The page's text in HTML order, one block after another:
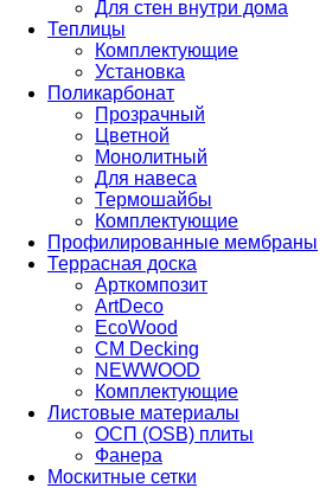
Для стен внутри дома
Теплицы
Комплектующие
Установка
Поликарбонат
Прозрачный
Цветной
Монолитный
Для навеса
Термошайбы
Комплектующие
Профилированные мембраны
Террасная доска
Арткомпозит
ArtDeco
EcoWood
CM Decking
NEWWOOD
Комплектующие
Листовые материалы
ОСП (OSB) плиты
Фанера
Москитные сетки